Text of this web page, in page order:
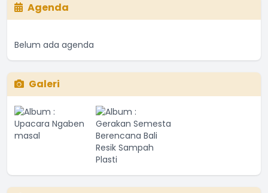
Agenda
Belum ada agenda
Galeri